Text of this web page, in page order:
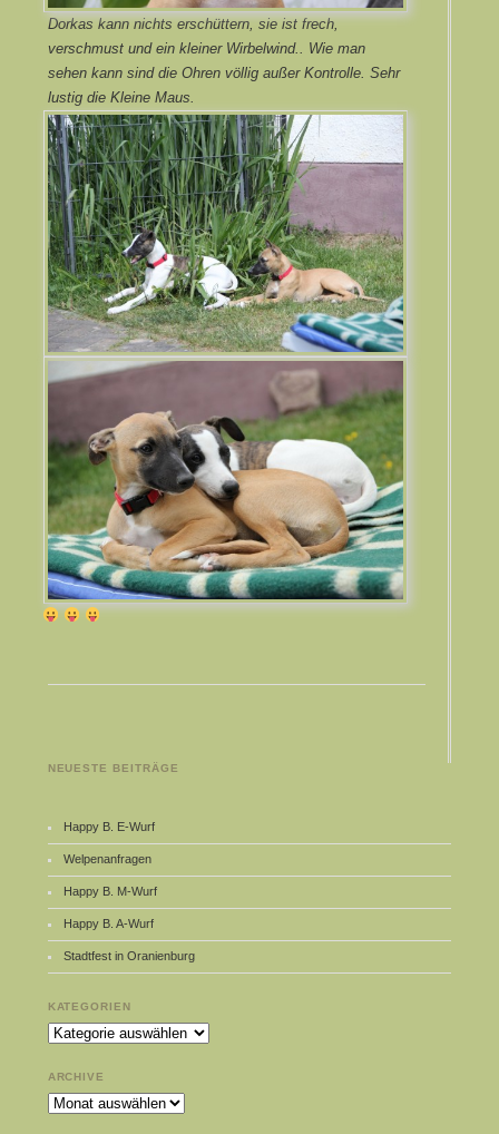
Dorkas kann nichts erschüttern, sie ist frech,
verschmust und ein kleiner Wirbelwind.. Wie man
sehen kann sind die Ohren völlig außer Kontrolle. Sehr
lustig die Kleine Maus.
NEUESTE BEITRÄGE
Happy B. E-Wurf
Welpenanfragen
Happy B. M-Wurf
Happy B. A-Wurf
Stadtfest in Oranienburg
KATEGORIEN
Kategorien
ARCHIVE
Archive